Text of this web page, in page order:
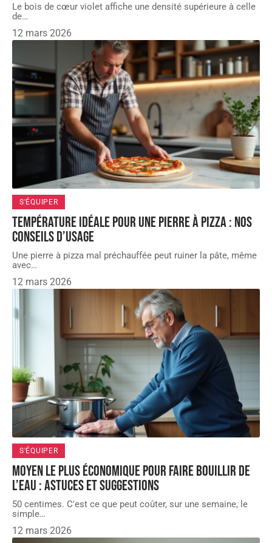
Le bois de cœur violet affiche une densité supérieure à celle
de…
12 mars 2026
S'ÉQUIPER
Température idéale pour une pierre à pizza : nos
conseils d’usage
Une pierre à pizza mal préchauffée peut ruiner la pâte, même
avec…
12 mars 2026
S'ÉQUIPER
Moyen le plus économique pour faire bouillir de
l’eau : astuces et suggestions
50 centimes. C'est ce que peut coûter, sur une semaine, le
simple…
12 mars 2026